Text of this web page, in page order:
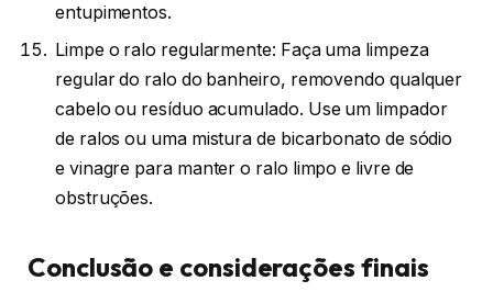
entupimentos.
Limpe o ralo regularmente: Faça uma limpeza
regular do ralo do banheiro, removendo qualquer
cabelo ou resíduo acumulado. Use um limpador
de ralos ou uma mistura de bicarbonato de sódio
e vinagre para manter o ralo limpo e livre de
obstruções.
Conclusão e considerações finais